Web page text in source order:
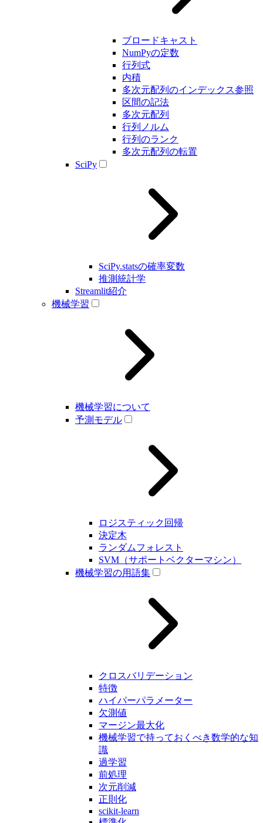
ブロードキャスト
NumPyの定数
行列式
内積
多次元配列のインデックス参照
区間の記法
多次元配列
行列ノルム
行列のランク
多次元配列の転置
SciPy
SciPy.statsの確率変数
推測統計学
Streamlit紹介
機械学習
機械学習について
予測モデル
ロジスティック回帰
決定木
ランダムフォレスト
SVM（サポートベクターマシン）
機械学習の用語集
クロスバリデーション
特徴
ハイパーパラメーター
欠測値
マージン最大化
機械学習で持っておくべき数学的な知
識
過学習
前処理
次元削減
正則化
scikit-learn